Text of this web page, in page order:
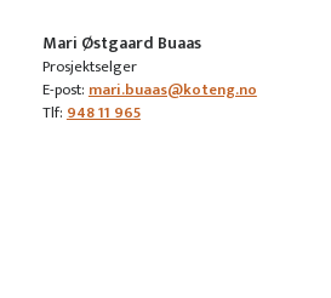
Mari Østgaard Buaas
Prosjektselger
E-post:mari.buaas@koteng.no
Tlf:948 11 965